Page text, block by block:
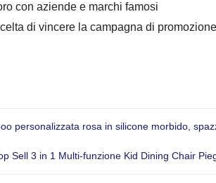
con aziende e marchi famosi
di vincere la campagna di
personalizzata rosa in silicone morbido,
Sell 3 in 1 Multi-funzione Kid Dining Chair